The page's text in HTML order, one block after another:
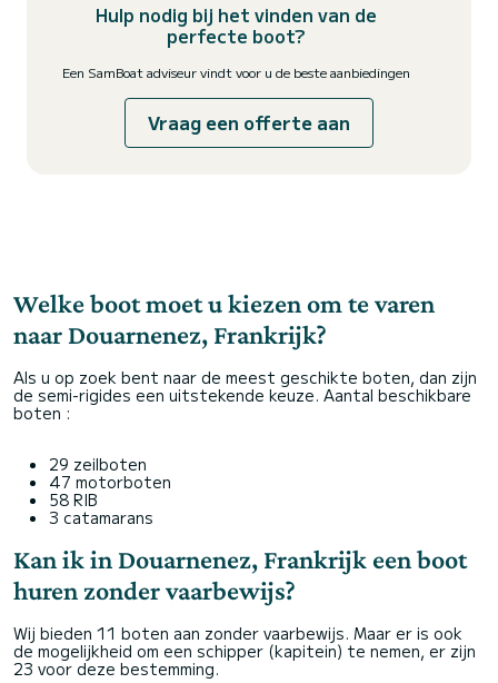
Hulp nodig bij het vinden van de
perfecte boot?
Een SamBoat adviseur vindt voor u de beste aanbiedingen
Vraag een offerte aan
Welke boot moet u kiezen om te varen
naar Douarnenez, Frankrijk?
Als u op zoek bent naar de meest geschikte boten, dan zijn
de semi-rigides een uitstekende keuze. Aantal beschikbare
boten :
29 zeilboten
47 motorboten
58 RIB
3 catamarans
Kan ik in Douarnenez, Frankrijk een boot
huren zonder vaarbewijs?
Wij bieden 11 boten aan zonder vaarbewijs. Maar er is ook
de mogelijkheid om een schipper (kapitein) te nemen, er zijn
23 voor deze bestemming.